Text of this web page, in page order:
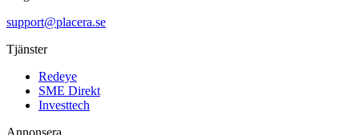
support@placera.se
Tjänster
Redeye
SME Direkt
Investtech
Annonsera